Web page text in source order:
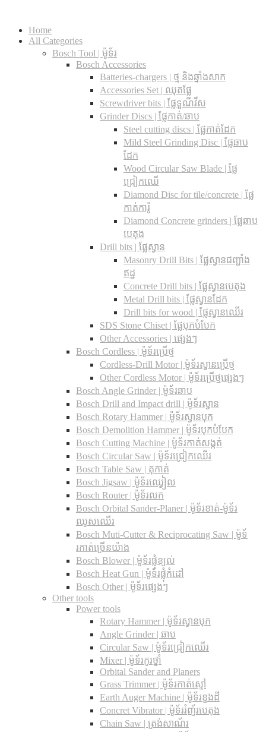
Home
All Categories
Bosch Tool | ម៉ូទ័រ
Bosch Accessories
Batteries-chargers | ថ្ម និងឆ្នាំងសាក
Accessories Set | ឈុតផ្លែ
Screwdriver bits | ផ្លែទួណឺវីស
Grinder Discs |​ ផ្លែកាត់/ឆាប
Steel cutting discs |​ ផ្លែកាត់ដែក
Mild Steel Grinding Disc | ផ្លែឆាប
ដែក
Wood Circular Saw Blade | ផ្លែ
ជ្រៀកឈើ
Diamond Disc for tile/concrete​ | ផ្លែ
កាត់ការ៉ូ
Diamond Concrete grinders | ផ្លែឆាប
បេតុង
Drill bits |​ ផ្លែស្វាន
Masonry Drill Bits |​ ផ្លែស្វានជញ្ជាំង
ឥដ្ឋ
Concrete Drill bits |​ ផ្លែស្វានបេតុង
Metal Drill bits |​ ផ្លែស្វានដែក
Drill bits for wood |​ ផ្លែស្វានឈើរ
SDS Stone Chiset |​ ផ្លែបុកបំបែក
Other Accessories | ផ្សេងៗ
Bosch Cordless | ម៉ូទ័រប្រើថ្ម
Cordless-Drill Motor | ម៉ូទ័រស្វានប្រើថ្ម
Other Cordless Motor | ម៉ូទ័រប្រើថ្មផ្សេងៗ
Bosch Angle Grinder | ម៉ូទ័រឆាប
Bosch Drill and Impact drill | ម៉ូទ័រស្វាន
Bosch Rotary Hammer | ម៉ូទ័រស្វានបុក
Bosch Demolition Hammer | ម៉ូទ័របុកបំបែក
Bosch Cutting Machine | ម៉ូទ័រកាត់សង្កត់
Bosch Circular Saw | ម៉ូទ័រជ្រៀកឈើរ
Bosch Table Saw | តុកាត់
Bosch Jigsaw | ម៉ូទ័រឈ្វៀល
Bosch Router | ម៉ូទ័រលក
Bosch Orbital Sander-Planer​ | ម៉ូទ័រខាត់-ម៉ូទ័រ
ឈូសឈើរ
Bosch Muti-Cutter & Reciprocating Saw​ | ម៉ូទ័
រកាត់ច្រើនយ៉ាង
Bosch Blower | ម៉ូទ័រផ្លុំខ្យល់
Bosch Heat Gun | ម៉ូទ័រផ្លុំកំដៅ
Bosch Other | ម៉ូទ័រផ្សេងៗ
Other tools
Power tools
Rotary Hammer | ម៉ូទ័រស្វានបុក
Angle Grinder | ឆាប
Circular Saw​ | ម៉ូទ័រជ្រៀកឈើរ
Mixer | ម៉ូទ័រកូរថ្នាំ
Orbital Sander and Planers
Grass Trimmer | ម៉ូទ័រកាត់ស្មៅ
Earth Auger Machine | ម៉ូទ័រខួងដី
Concret Vibrator | ម៉ូទ័ររំញ័របេតុង
Chain Saw | ត្រង់សាណ័រ